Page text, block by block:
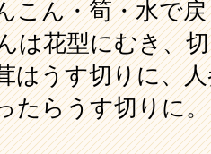
こん・筍・水で
は花型にむき、
はうす切りに、
たらうす切りに。